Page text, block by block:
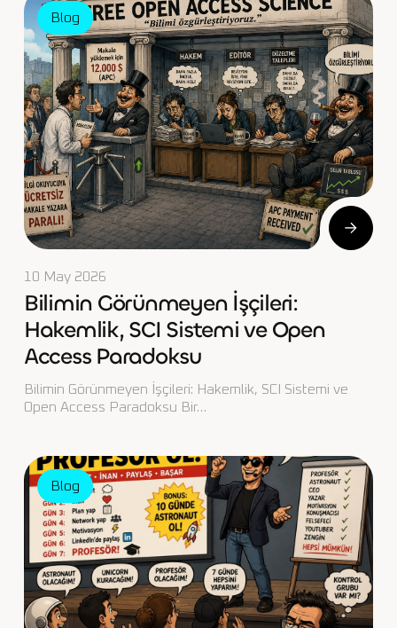
Blog
10 May 2026
Bilimin Görünmeyen İşçileri:
Hakemlik, SCI Sistemi ve Open
Access Paradoksu
Bilimin Görünmeyen İşçileri: Hakemlik, SCI Sistemi ve
Open Access Paradoksu Bir…
Blog